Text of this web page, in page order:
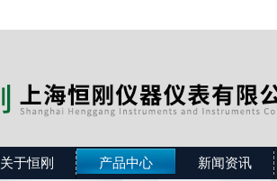
关于恒刚 产品中心 新闻资讯